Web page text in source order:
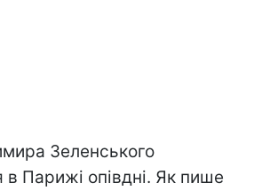
Зеленського
в Парижі опівдні. Як пише